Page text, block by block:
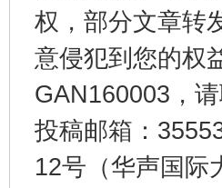
权，部分文章转
意侵犯到您的权
GAN160003，
投稿邮箱：
12号（华声国际